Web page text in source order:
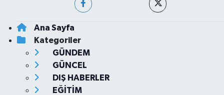
Ana Sayfa
Kategoriler
GÜNDEM
GÜNCEL
DIŞ HABERLER
EĞİTİM